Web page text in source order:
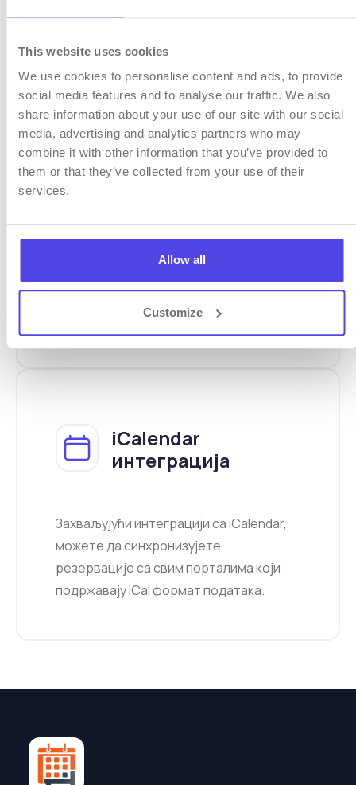
This website uses cookies
We use cookies to personalise content and ads, to provide
social media features and to analyse our traffic. We also
share information about your use of our site with our social
media, advertising and analytics partners who may
combine it with other information that you’ve provided to
them or that they’ve collected from your use of their
services.
Allow all
Customize
API
Повежите мобилни календар са OTA
омогућава заборављање ручног уноса
iCalendar
интеграција
Захваљујући интеграцији са iCalendar,
можете да синхронизујете
резервације са свим порталима који
подржавају iCal формат података.